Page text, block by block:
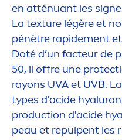
en atténuant les
La texture légère et
pénètre rapidement
Doté d’un facteur de
50, il offre une protect
rayons UVA et UVB.
types d'acide hyaluron
production d'acide
peau et repulpent les